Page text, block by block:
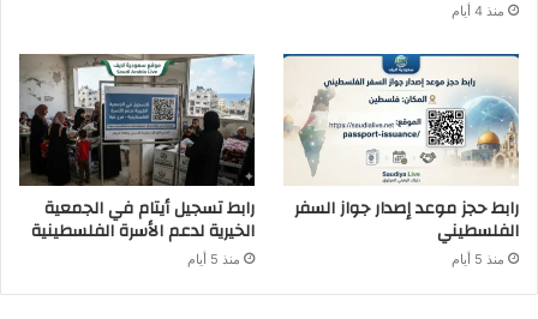
منذ 4 أيام
رابط حجز موعد إصدار جواز السفر
الفلسطيني
منذ 5 أيام
رابط تسجيل أيتام في الجمعية
الخيرية لدعم الأسرة الفلسطينية
منذ 5 أيام